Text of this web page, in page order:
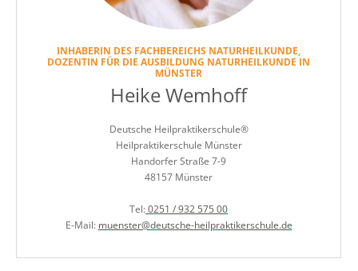
INHABERIN DES FACHBEREICHS NATURHEILKUNDE,
DOZENTIN FÜR DIE AUSBILDUNG NATURHEILKUNDE IN
MÜNSTER
Heike Wemhoff
Deutsche Heilpraktikerschule®
Heilpraktikerschule Münster
Handorfer Straße 7-9
48157 Münster
Tel:0251 / 932 575 00
E-Mail: muenster@deutsche-heilpraktikerschule.de